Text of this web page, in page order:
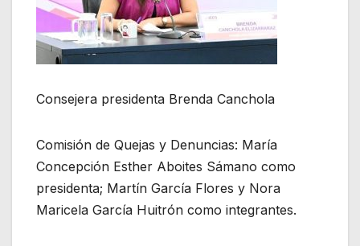
Consejera presidenta Brenda Canchola
Comisión de Quejas y Denuncias: María
Concepción Esther Aboites Sámano como
presidenta; Martín García Flores y Nora
Maricela García Huitrón como integrantes.